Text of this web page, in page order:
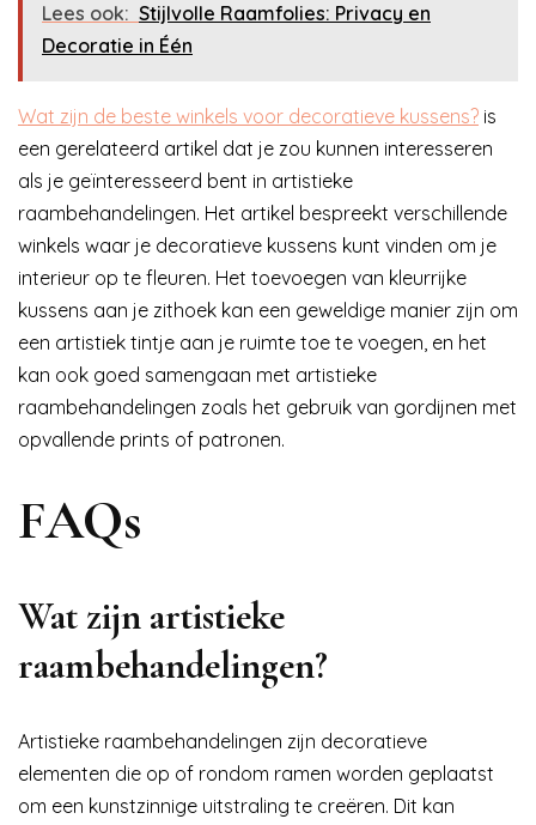
Lees ook: Stijlvolle Raamfolies: Privacy en
Decoratie in Één
Wat zijn de beste winkels voor decoratieve kussens? is
een gerelateerd artikel dat je zou kunnen interesseren
als je geïnteresseerd bent in artistieke
raambehandelingen. Het artikel bespreekt verschillende
winkels waar je decoratieve kussens kunt vinden om je
interieur op te fleuren. Het toevoegen van kleurrijke
kussens aan je zithoek kan een geweldige manier zijn om
een artistiek tintje aan je ruimte toe te voegen, en het
kan ook goed samengaan met artistieke
raambehandelingen zoals het gebruik van gordijnen met
opvallende prints of patronen.
FAQs
Wat zijn artistieke
raambehandelingen?
Artistieke raambehandelingen zijn decoratieve
elementen die op of rondom ramen worden geplaatst
om een kunstzinnige uitstraling te creëren. Dit kan